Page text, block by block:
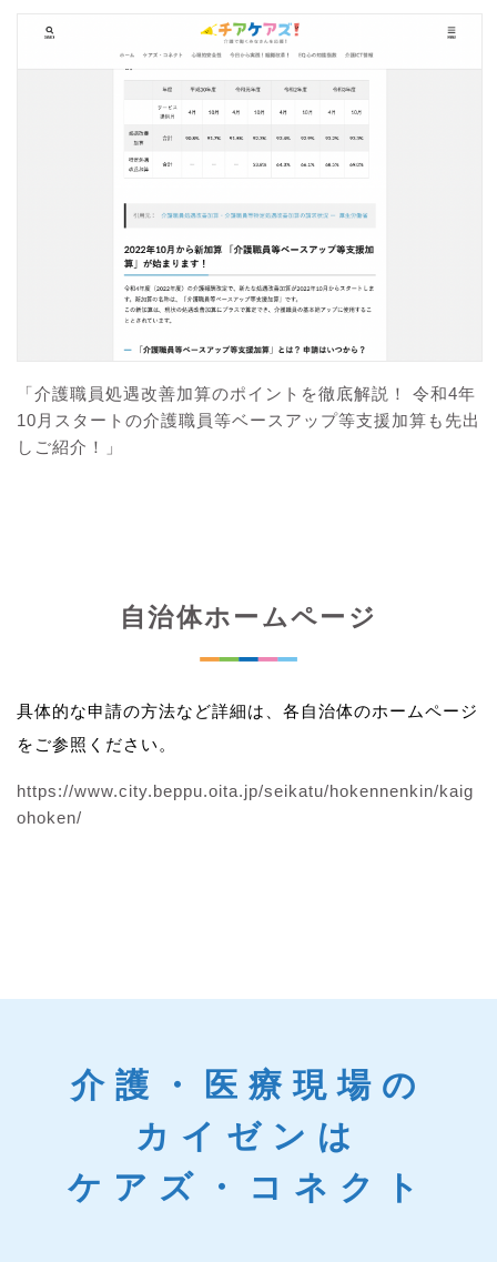
「介護職員処遇改善加算のポイントを徹底解説！ 令和4年
10月スタートの介護職員等ベースアップ等支援加算も先出
しご紹介！」
自治体ホームページ
具体的な申請の方法など詳細は、各自治体のホームページ
をご参照ください。
https://www.city.beppu.oita.jp/seikatu/hokennenkin/kaig
ohoken/
介護・医療現場の
カイゼンは
ケアズ・コネクト